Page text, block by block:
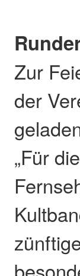
Zur
der
„Für